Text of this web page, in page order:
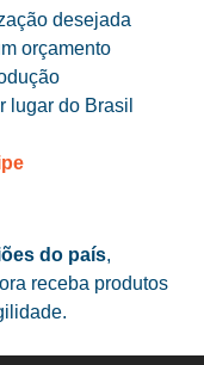
desejada
orçamento
lugar do Brasil
do país,
receba produtos